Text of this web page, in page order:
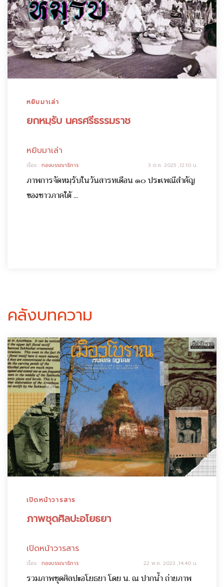
หยิบมาเล่า
ยกหมฺรับ นครศรีธรรมราช
หยิบมาเล่า
เรื่อง : กองบรรณาธิการ 3 ต.ค. 2025 ,12:10 น.
ภาพการจัดหมฺรับในวันสารทเดือน ๑๐ ประเพณีสำคัญ
ของชาวภาคใต้ ...
คลังบทความ
เปิดหน้าวารสาร
ภาพชุดศิลปะอโยธยา
เปิดหน้าวารสาร
เรื่อง : กองบรรณาธิการ 22 พ.ค. 2023 ,14:40 น.
รวมภาพชุดศิลปะอโยธยา โดย น. ณ ปากน้ำ ถ่ายภาพ